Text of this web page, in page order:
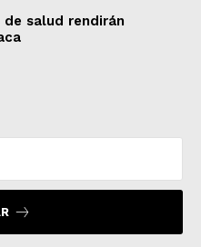
salud rendirán